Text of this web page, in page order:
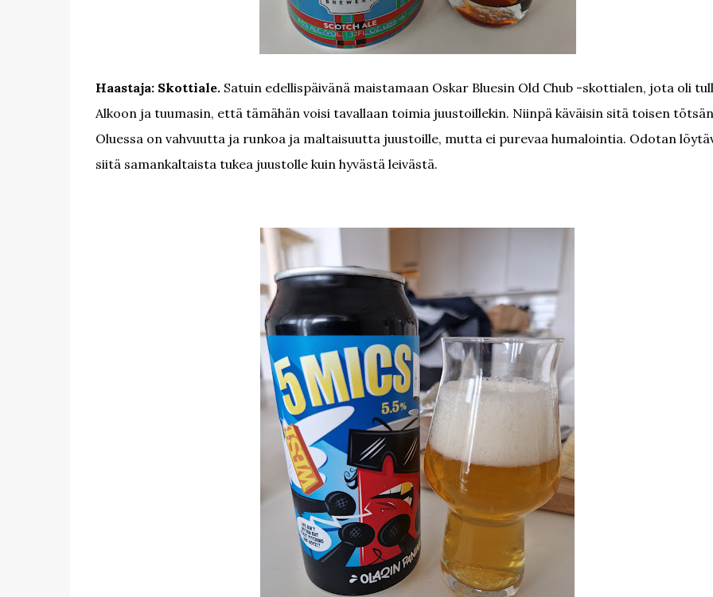
Haastaja: Skottiale. Satuin edellispäivänä maistamaan Oskar Bluesin Old Chub -skottialen, jota oli
Alkoon ja tuumasin, että tämähän voisi tavallaan toimia juustoillekin. Niinpä käväisin sitä toisen
Oluessa on vahvuutta ja runkoa ja maltaisuutta juustoille, mutta ei purevaa humalointia. Odotan
siitä samankaltaista tukea juustolle kuin hyvästä leivästä.